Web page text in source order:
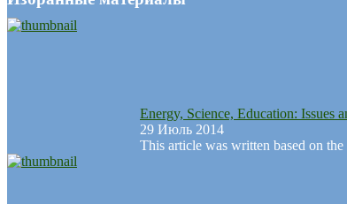
Energy, Science, Education: Issues
29 Июль 2014
This article was written based on